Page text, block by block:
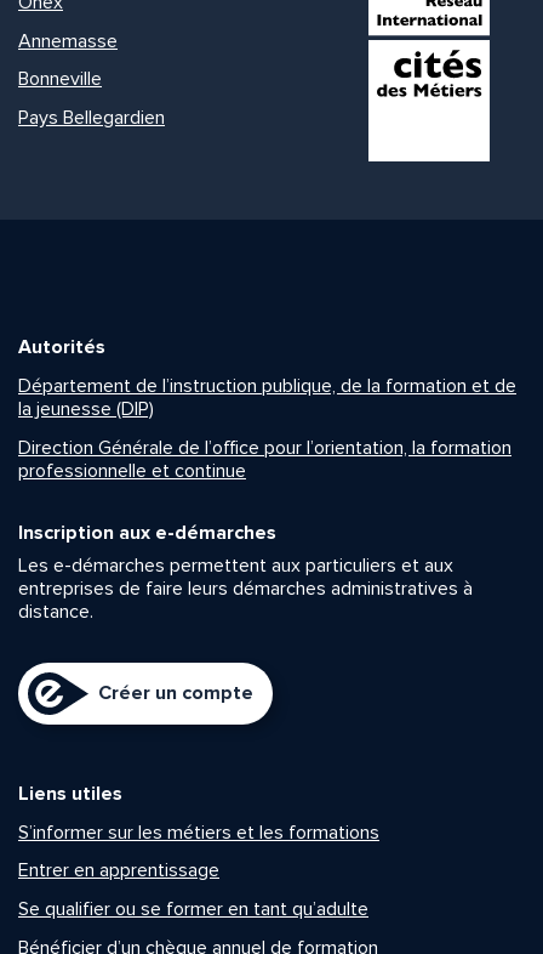
Annemasse
Bonneville
Pays Bellegardien
Autorités
Département de l’instruction publique, de la formation et de
la jeunesse (DIP)
Direction Générale de l’office pour l’orientation, la formation
professionnelle et continue
Inscription aux e-démarches
Les e-démarches permettent aux particuliers et aux
entreprises de faire leurs démarches administratives à
distance.
Créer un compte
Liens utiles
S’informer sur les métiers et les formations
Entrer en apprentissage
Se qualifier ou se former en tant qu’adulte
Bénéficier d’un chèque annuel de formation